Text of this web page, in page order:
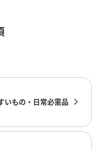
いもの・日常必需品